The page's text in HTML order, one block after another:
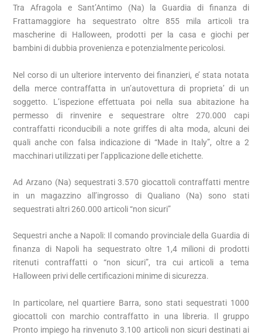
Tra Afragola e Sant’Antimo (Na) la Guardia di finanza di
Frattamaggiore ha sequestrato oltre 855 mila articoli tra
mascherine di Halloween, prodotti per la casa e giochi per
bambini di dubbia provenienza e potenzialmente pericolosi.
Nel corso di un ulteriore intervento dei finanzieri, e’ stata notata
della merce contraffatta in un’autovettura di proprieta’ di un
soggetto. L’ispezione effettuata poi nella sua abitazione ha
permesso di rinvenire e sequestrare oltre 270.000 capi
contraffatti riconducibili a note griffes di alta moda, alcuni dei
quali anche con falsa indicazione di “Made in Italy”, oltre a 2
macchinari utilizzati per l’applicazione delle etichette.
Ad Arzano (Na) sequestrati 3.570 giocattoli contraffatti mentre
in un magazzino all’ingrosso di Qualiano (Na) sono stati
sequestrati altri 260.000 articoli “non sicuri”
Sequestri anche a Napoli: Il comando provinciale della Guardia di
finanza di Napoli ha sequestrato oltre 1,4 milioni di prodotti
ritenuti contraffatti o “non sicuri”, tra cui articoli a tema
Halloween privi delle certificazioni minime di sicurezza.
In particolare, nel quartiere Barra, sono stati sequestrati 1000
giocattoli con marchio contraffatto in una libreria. Il gruppo
Pronto impiego ha rinvenuto 3.100 articoli non sicuri destinati ai